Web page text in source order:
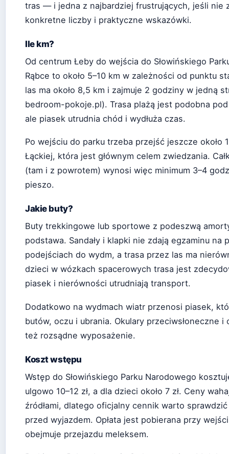
tras — i jedna z najbardziej frustrujących, jeśli nie
konkretne liczby i praktyczne wskazówki.
Ile km?
Od centrum Łeby do wejścia do Słowińskiego
Rąbce to około 5–10 km w zależności od punktu
las ma około 8,5 km i zajmuje 2 godziny w jedną
bedroom-pokoje.pl). Trasa plażą jest podobna
ale piasek utrudnia chód i wydłuża czas.
Po wejściu do parku trzeba przejść jeszcze około
Łąckiej, która jest głównym celem zwiedzania.
(tam i z powrotem) wynosi więc minimum 3–4
pieszo.
Jakie buty?
Buty trekkingowe lub sportowe z podeszwą
podstawa. Sandały i klapki nie zdają egzaminu na
podejściach do wydm, a trasa przez las ma
dzieci w wózkach spacerowych trasa jest
piasek i nierówności utrudniają transport.
Dodatkowo na wydmach wiatr przenosi piasek,
butów, oczu i ubrania. Okulary przeciwsłoneczne
też rozsądne wyposażenie.
Koszt wstępu
Wstęp do Słowińskiego Parku Narodowego
ulgowo 10–12 zł, a dla dzieci około 7 zł. Ceny
źródłami, dlatego oficjalny cennik warto
przed wyjazdem. Opłata jest pobierana przy
obejmuje przejazdu meleksem.